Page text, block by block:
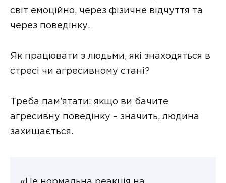
світ емоційно, через фізичне відчуття та
через поведінку.
Як працювати з людьми, які знаходяться в
стресі чи агресивному стані?
Треба пам’ятати: якщо ви бачите
агресивну поведінку – значить, людина
захищається.